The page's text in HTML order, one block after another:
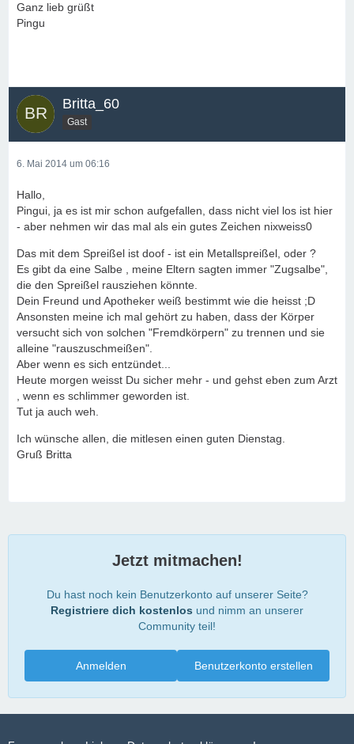
Ganz lieb grüßt
Pingu
Britta_60
Gast
6. Mai 2014 um 06:16
Hallo,
Pingui, ja es ist mir schon aufgefallen, dass nicht viel los ist hier
- aber nehmen wir das mal als ein gutes Zeichen nixweiss0
Das mit dem Spreißel ist doof - ist ein Metallspreißel, oder ?
Es gibt da eine Salbe , meine Eltern sagten immer "Zugsalbe",
die den Spreißel rausziehen könnte.
Dein Freund und Apotheker weiß bestimmt wie die heisst ;D
Ansonsten meine ich mal gehört zu haben, dass der Körper
versucht sich von solchen "Fremdkörpern" zu trennen und sie
alleine "rauszuschmeißen".
Aber wenn es sich entzündet...
Heute morgen weisst Du sicher mehr - und gehst eben zum Arzt
, wenn es schlimmer geworden ist.
Tut ja auch weh.
Ich wünsche allen, die mitlesen einen guten Dienstag.
Gruß Britta
Jetzt mitmachen!
Du hast noch kein Benutzerkonto auf unserer Seite?
Registriere dich kostenlos und nimm an unserer
Community teil!
Benutzerkonto erstellen
Anmelden